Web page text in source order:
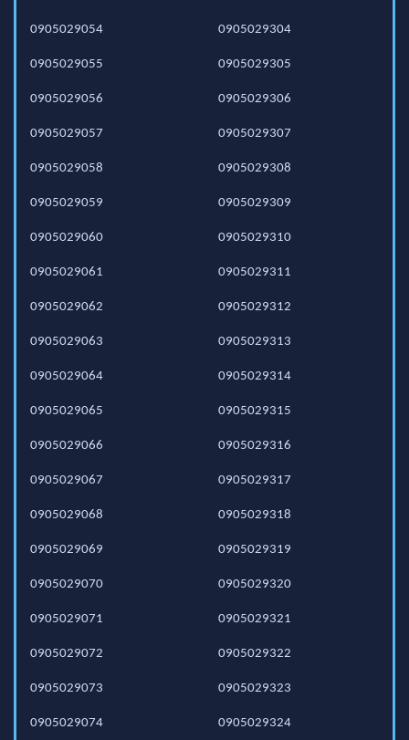
0905029054
0905029055
0905029056
0905029057
0905029058
0905029059
0905029060
0905029061
0905029062
0905029063
0905029064
0905029065
0905029066
0905029067
0905029068
0905029069
0905029070
0905029071
0905029072
0905029073
0905029074
0905029304
0905029305
0905029306
0905029307
0905029308
0905029309
0905029310
0905029311
0905029312
0905029313
0905029314
0905029315
0905029316
0905029317
0905029318
0905029319
0905029320
0905029321
0905029322
0905029323
0905029324